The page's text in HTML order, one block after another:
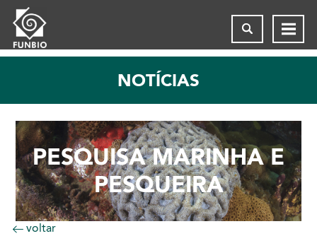
NOTÍCIAS
PESQUISA MARINHA E
PESQUEIRA
voltar